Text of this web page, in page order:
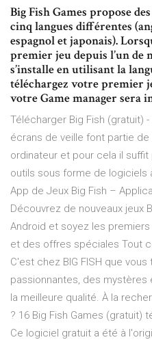
Big Fish Games propose
cinq langues différentes
espagnol et japonais).
premier jeu depuis l’un de
s’installe en utilisant la
téléchargez votre premier
votre Game manager sera
Télécharger Big Fish (gratuit)
écrans de veille font partie de
ordinateur et pour cela il
outils sous forme de logiciels
App de Jeux Big Fish –
Découvrez de nouveaux jeux
Android et soyez les
et des offres spéciales Tout
C'est chez BIG FISH que
passionnantes, des mystères
la meilleure qualité. À la
? 16 Big Fish Games (gratuit)
Ce logiciel gratuit a été à